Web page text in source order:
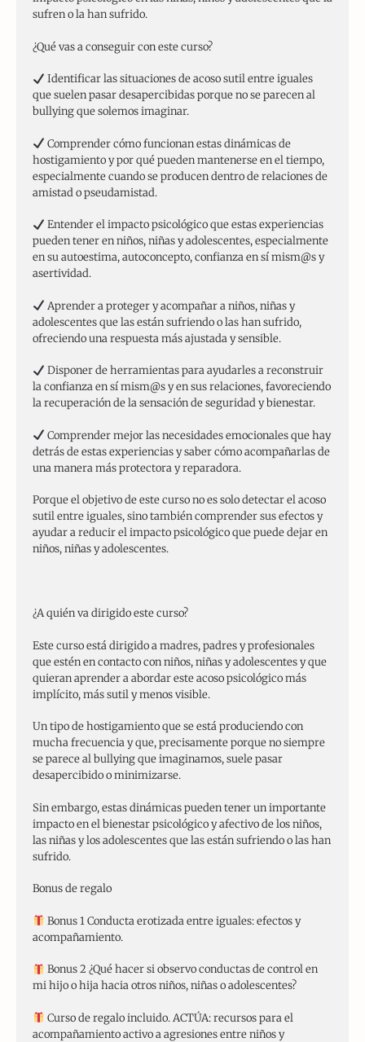
sufren o la han sufrido.
¿Qué vas a conseguir con este curso?
Identificar las situaciones de acoso sutil entre iguales
que suelen pasar desapercibidas porque no se parecen al
bullying que solemos imaginar.
Comprender cómo funcionan estas dinámicas de
hostigamiento y por qué pueden mantenerse en el tiempo,
especialmente cuando se producen dentro de relaciones de
amistad o pseudamistad.
Entender el impacto psicológico que estas experiencias
pueden tener en niños, niñas y adolescentes, especialmente
en su autoestima, autoconcepto, confianza en sí mism@s y
asertividad.
Aprender a proteger y acompañar a niños, niñas y
adolescentes que las están sufriendo o las han sufrido,
ofreciendo una respuesta más ajustada y sensible.
Disponer de herramientas para ayudarles a reconstruir
la confianza en sí mism@s y en sus relaciones, favoreciendo
la recuperación de la sensación de seguridad y bienestar.
Comprender mejor las necesidades emocionales que hay
detrás de estas experiencias y saber cómo acompañarlas de
una manera más protectora y reparadora.
Porque el objetivo de este curso no es solo detectar el acoso
sutil entre iguales, sino también comprender sus efectos y
ayudar a reducir el impacto psicológico que puede dejar en
niños, niñas y adolescentes.
¿A quién va dirigido este curso?
Este curso está dirigido a madres, padres y profesionales
que estén en contacto con niños, niñas y adolescentes y que
quieran aprender a abordar este acoso psicológico más
implícito, más sutil y menos visible.
Un tipo de hostigamiento que se está produciendo con
mucha frecuencia y que, precisamente porque no siempre
se parece al bullying que imaginamos, suele pasar
desapercibido o minimizarse.
Sin embargo, estas dinámicas pueden tener un importante
impacto en el bienestar psicológico y afectivo de los niños,
las niñas y los adolescentes que las están sufriendo o las han
sufrido.
Bonus de regalo
Bonus 1 Conducta erotizada entre iguales: efectos y
acompañamiento.
Bonus 2 ¿Qué hacer si observo conductas de control en
mi hijo o hija hacia otros niños, niñas o adolescentes?
Curso de regalo incluido. ACTÚA: recursos para el
acompañamiento activo a agresiones entre niños y